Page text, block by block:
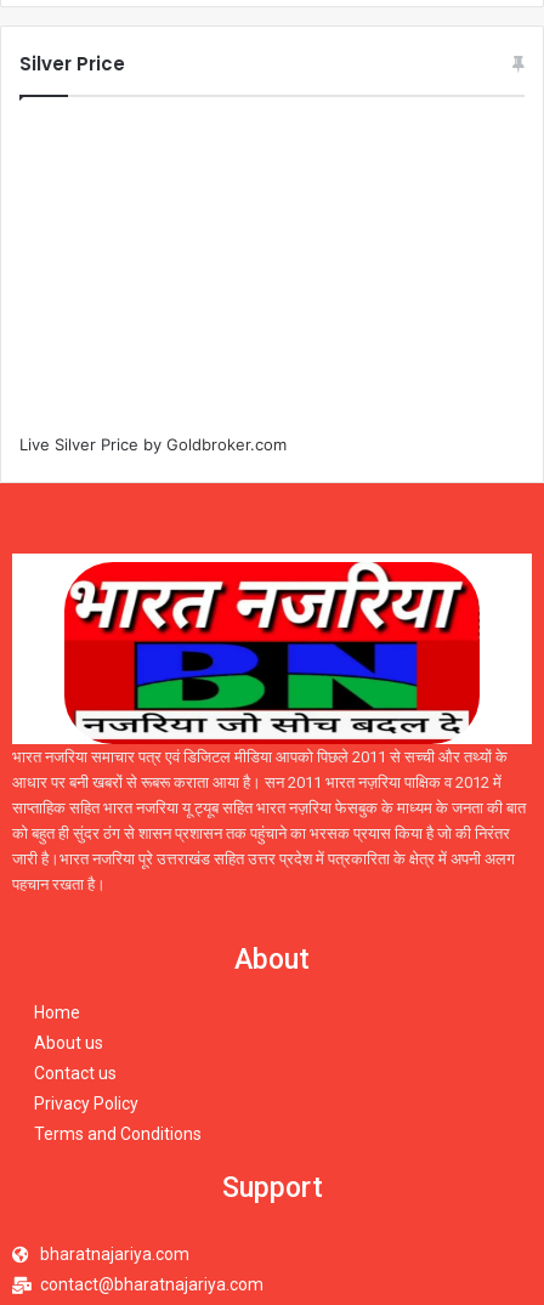
Silver Price
Live Silver Price by Goldbroker.com
भारत नजरिया समाचार पत्र एवं डिजिटल मीडिया आपको पिछले 2011 से सच्ची और तथ्यों के
आधार पर बनी खबरों से रूबरू कराता आया है। सन 2011 भारत नज़रिया पाक्षिक व 2012 में
साप्ताहिक सहित भारत नजरिया यू ट्यूब सहित भारत नज़रिया फेसबुक के माध्यम के जनता की बात
को बहुत ही सुंदर ठंग से शासन प्रशासन तक पहुंचाने का भरसक प्रयास किया है जो की निरंतर
जारी है।भारत नजरिया पूरे उत्तराखंड सहित उत्तर प्रदेश में पत्रकारिता के क्षेत्र में अपनी अलग
पहचान रखता है।
About
Home
About us
Contact us
Privacy Policy
Terms and Conditions
Support
bharatnajariya.com
contact@bharatnajariya.com